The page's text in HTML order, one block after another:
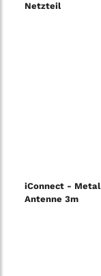
Netzteil
iConnect - Metal
Antenne 3m